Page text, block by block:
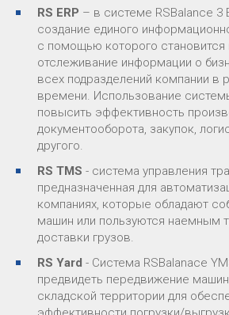
RS ERP – в системе RSBalance 3
создание единого
с помощью которого
отслеживание информации о
всех подразделений компании в
времени. Использование
повысить эффективность
документооборота, закупок,
другого.
RS TMS - система управления
предназначенная для
компаниях, которые обладают
машин или пользуются наемным
доставки грузов.
RS Yard - Система RSBalanace
предвидеть передвижение
складской территории для